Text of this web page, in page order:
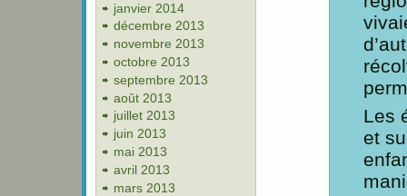
janvier 2014
décembre 2013
novembre 2013
octobre 2013
septembre 2013
août 2013
juillet 2013
juin 2013
mai 2013
avril 2013
mars 2013
Les
et